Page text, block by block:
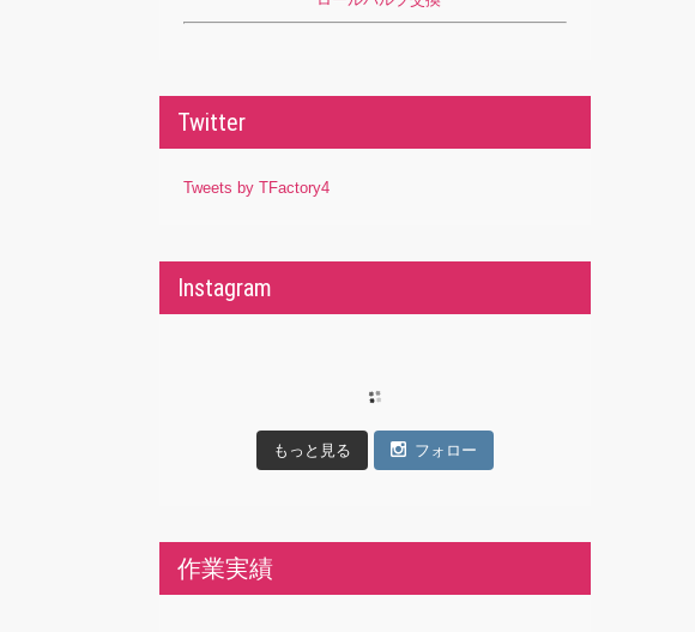
Twitter
Tweets by TFactory4
Instagram
もっと見る フォロー
作業実績